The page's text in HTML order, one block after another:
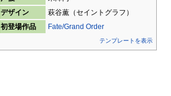
デザイン
萩谷薫（セイントグラフ）
初登場作品
Fate/Grand Order
テンプレートを表示